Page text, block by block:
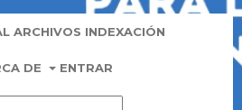
ARCHIVOS INDEXACIÓN
DE ENTRAR